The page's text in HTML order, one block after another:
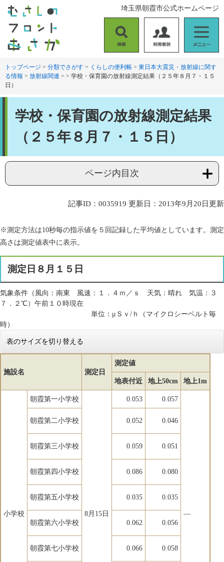
す
。
し
て
索
用
者
別
ニ
ュ
ー
埼玉県朝霞市公式ホームページ
トップページ > 分類でさがす > くらしの便利帳 > 東日本大震災・放射線に関す
る情報 > 放射線関連 > > 学校・保育園の放射線測定結果（２５年８月７・１５
日）
学校・保育園の放射線測定結果
（２５年８月７・１５日）
ページ内目次
記事ID：0035919 更新日：2013年9月20日更新
※測定方法は10秒毎の指示値を５回記録した平均値としています。測定
高さは測定値表中に表示。
測定日８月１５日
気象条件（風向：南東 風速：１．４ｍ／ｓ 天気：晴れ 気温：３
７．２℃）午前１０時現在
単位：μＳｖ/ｈ（マイクロシーベルト毎
時）
表のサイズを切り替える
施設名 測定日
測定値
地表付近 地上50cm 地上1m
小学校
朝霞第一小学校
8月15日
0.053 0.057
―
朝霞第二小学校 0.052 0.046
朝霞第三小学校 0.059 0.051
朝霞第四小学校 0.086 0.080
朝霞第五小学校 0.035 0.035
朝霞第六小学校 0.062 0.056
朝霞第七小学校 0.066 0.058